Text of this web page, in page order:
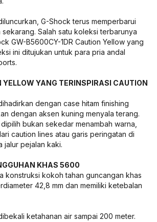
G-Shock terus memperbarui
Salah satu koleksi terbarunya
GW-B5600CY-1DR Caution Yellow yang
ini ditujukan untuk para pria andal
YELLOW YANG TERINSPIRASI CAUTION
dengan case hitam finishing
dengan aksen kuning menyala terang.
bukan sekedar menambah warna,
caution lines atau garis peringatan di
jalur pejalan kaki.
KHAS 5600
konstruksi kokoh tahan guncangan khas
42,8 mm dan memiliki ketebalan
ketahanan air sampai 200 meter.